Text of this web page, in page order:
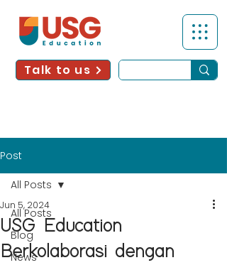
Talk to us
Post
All Posts
Blog
News
All Posts
USG Education
Berkolaborasi dengan
Jun 5, 2024